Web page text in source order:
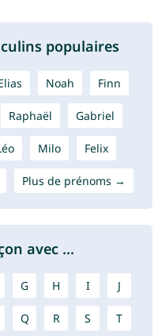
populaires
Noah Finn
Raphaël Gabriel
Milo Felix
Plus de prénoms →
avec ...
G H I J
Q R S T